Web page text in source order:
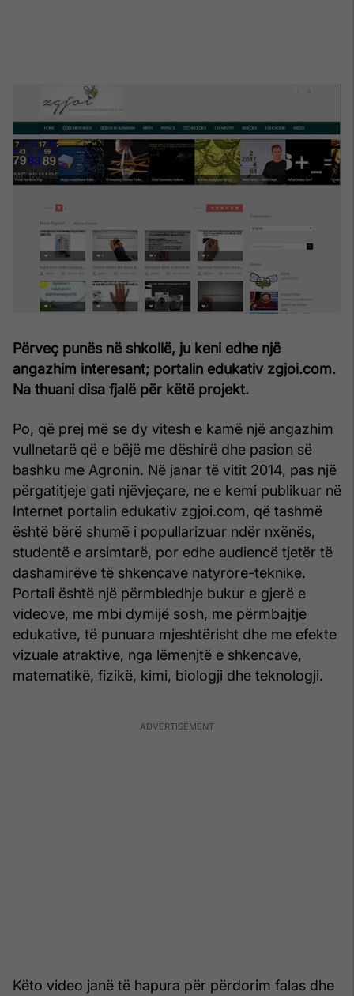
Përveç punës në shkollë, ju keni edhe një
angazhim interesant; portalin edukativ zgjoi.com.
Na thuani disa fjalë për këtë projekt.
Po, që prej më se dy vitesh e kamë një angazhim
vullnetarë që e bëjë me dëshirë dhe pasion së
bashku me Agronin. Në janar të vitit 2014, pas një
përgatitjeje gati njëvjeçare, ne e kemi publikuar në
Internet portalin edukativ zgjoi.com, që tashmë
është bërë shumë i popullarizuar ndër nxënës,
studentë e arsimtarë, por edhe audiencë tjetër të
dashamirëve të shkencave natyrore-teknike.
Portali është një përmbledhje bukur e gjerë e
videove, me mbi dymijë sosh, me përmbajtje
edukative, të punuara mjeshtërisht dhe me efekte
vizuale atraktive, nga lëmenjtë e shkencave,
matematikë, fizikë, kimi, biologji dhe teknologji.
Këto video janë të hapura për përdorim falas dhe